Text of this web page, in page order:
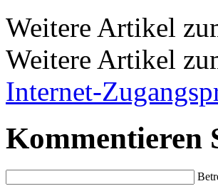
Weitere Artikel
Weitere Artikel
Internet-
Kommentieren